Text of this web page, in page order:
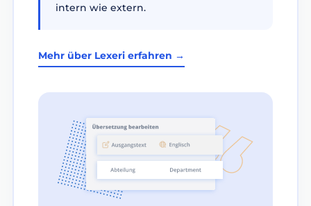
intern wie extern.
Mehr über Lexeri erfahren →